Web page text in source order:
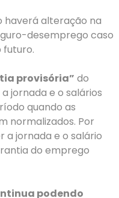
haverá alteração na
desemprego caso
futuro.
provisória” do
jornada e o salários
quando as
normalizados. Por
a jornada e o salário
do emprego
podendo